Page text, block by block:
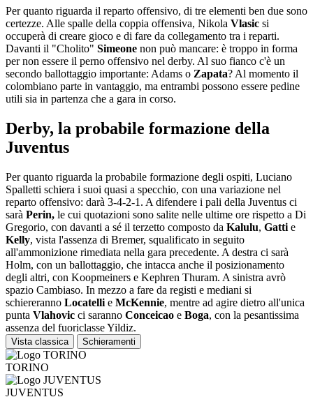
Per quanto riguarda il reparto offensivo, di tre elementi ben due sono
certezze. Alle spalle della coppia offensiva, Nikola Vlasic si
occuperà di creare gioco e di fare da collegamento tra i reparti.
Davanti il "Cholito" Simeone non può mancare: è troppo in forma
per non essere il perno offensivo nel derby. Al suo fianco c'è un
secondo ballottaggio importante: Adams o Zapata? Al momento il
colombiano parte in vantaggio, ma entrambi possono essere pedine
utili sia in partenza che a gara in corso.
Derby, la probabile formazione della
Juventus
Per quanto riguarda la probabile formazione degli ospiti, Luciano
Spalletti schiera i suoi quasi a specchio, con una variazione nel
reparto offensivo: darà 3-4-2-1. A difendere i pali della Juventus ci
sarà Perin, le cui quotazioni sono salite nelle ultime ore rispetto a Di
Gregorio, con davanti a sé il terzetto composto da Kalulu, Gatti e
Kelly, vista l'assenza di Bremer, squalificato in seguito
all'ammonizione rimediata nella gara precedente. A destra ci sarà
Holm, con un ballottaggio, che intacca anche il posizionamento
degli altri, con Koopmeiners e Kephren Thuram. A sinistra avrò
spazio Cambiaso. In mezzo a fare da registi e mediani si
schiereranno Locatelli e McKennie, mentre ad agire dietro all'unica
punta Vlahovic ci saranno Conceicao e Boga, con la pesantissima
assenza del fuoriclasse Yildiz.
Vista classica Schieramenti
TORINO
JUVENTUS